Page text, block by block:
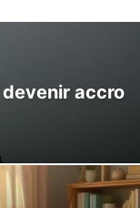
accro